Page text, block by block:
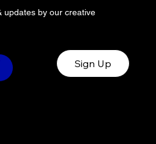
updates by our creative
Sign Up